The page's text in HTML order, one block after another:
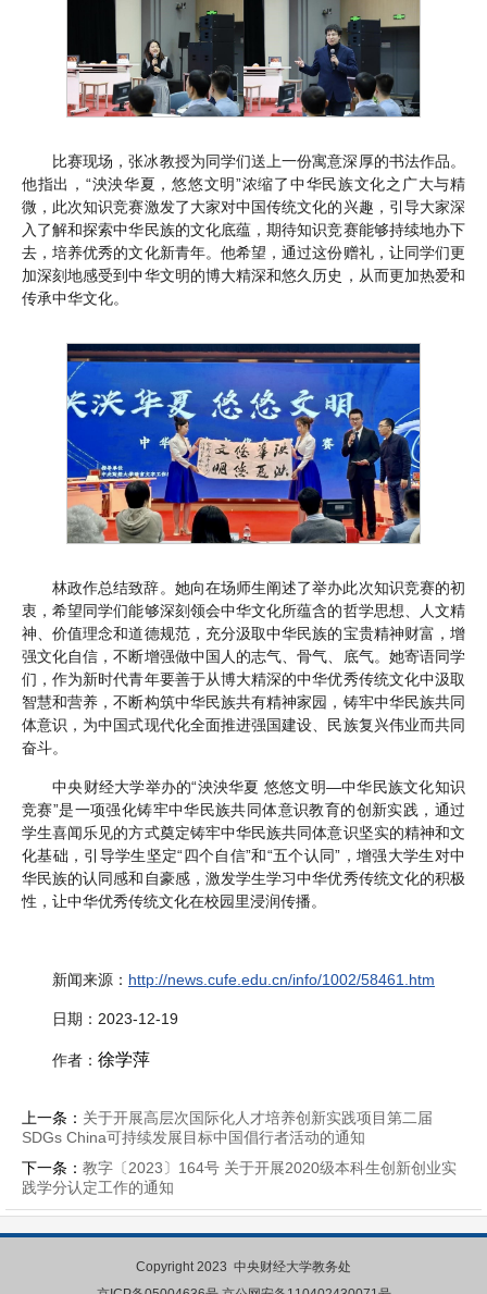
比赛现场，张冰教授为同学们送上一份寓意深厚的书法作品。
他指出，“泱泱华夏，悠悠文明”浓缩了中华民族文化之广大与精
微，此次知识竞赛激发了大家对中国传统文化的兴趣，引导大家深
入了解和探索中华民族的文化底蕴，期待知识竞赛能够持续地办下
去，培养优秀的文化新青年。他希望，通过这份赠礼，让同学们更
加深刻地感受到中华文明的博大精深和悠久历史，从而更加热爱和
传承中华文化。
林政作总结致辞。她向在场师生阐述了举办此次知识竞赛的初
衷，希望同学们能够深刻领会中华文化所蕴含的哲学思想、人文精
神、价值理念和道德规范，充分汲取中华民族的宝贵精神财富，增
强文化自信，不断增强做中国人的志气、骨气、底气。她寄语同学
们，作为新时代青年要善于从博大精深的中华优秀传统文化中汲取
智慧和营养，不断构筑中华民族共有精神家园，铸牢中华民族共同
体意识，为中国式现代化全面推进强国建设、民族复兴伟业而共同
奋斗。
中央财经大学举办的“泱泱华夏 悠悠文明—中华民族文化知识
竞赛”是一项强化铸牢中华民族共同体意识教育的创新实践，通过
学生喜闻乐见的方式奠定铸牢中华民族共同体意识坚实的精神和文
化基础，引导学生坚定“四个自信”和“五个认同”，增强大学生对中
华民族的认同感和自豪感，激发学生学习中华优秀传统文化的积极
性，让中华优秀传统文化在校园里浸润传播。
新闻来源： http://news.cufe.edu.cn/info/1002/58461.htm
日期：2023-12-19
作者： 徐学萍
上一条： 关于开展高层次国际化人才培养创新实践项目第二届
SDGs China可持续发展目标中国倡行者活动的通知
下一条： 教字〔2023〕164号 关于开展2020级本科生创新创业实
践学分认定工作的通知
Copyright 2023 中央财经大学教务处